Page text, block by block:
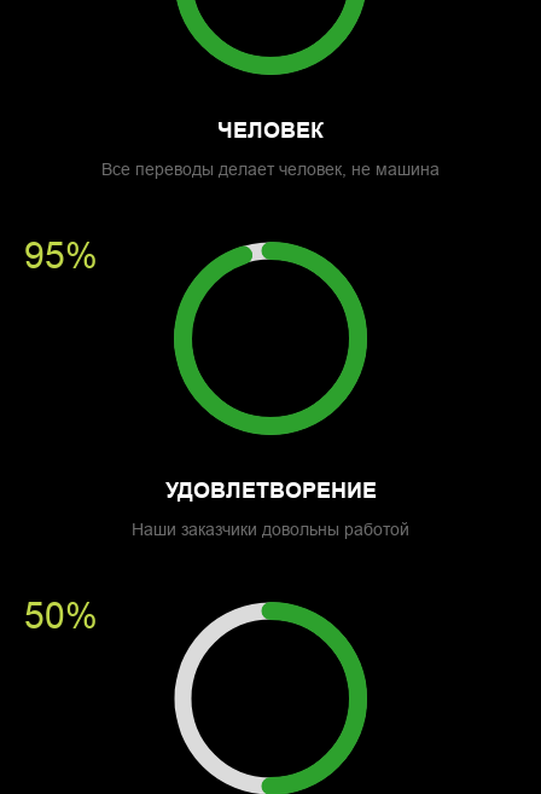
ЧЕЛОВЕК
Все переводы делает человек, не машина
95%
УДОВЛЕТВОРЕНИЕ
Наши заказчики довольны работой
50%